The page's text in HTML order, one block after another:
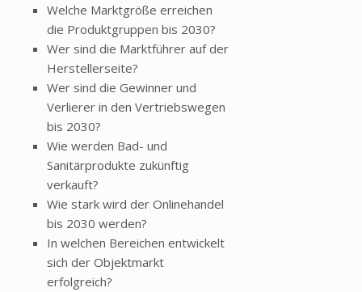
Welche Marktgröße erreichen
die Produktgruppen bis 2030?
Wer sind die Marktführer auf der
Herstellerseite?
Wer sind die Gewinner und
Verlierer in den Vertriebswegen
bis 2030?
Wie werden Bad- und
Sanitärprodukte zukünftig
verkauft?
Wie stark wird der Onlinehandel
bis 2030 werden?
In welchen Bereichen entwickelt
sich der Objektmarkt
erfolgreich?